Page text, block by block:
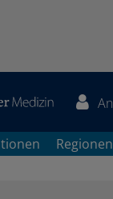
Regionen